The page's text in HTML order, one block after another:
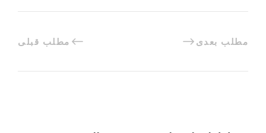
مطلب قبلی مطلب بعدی